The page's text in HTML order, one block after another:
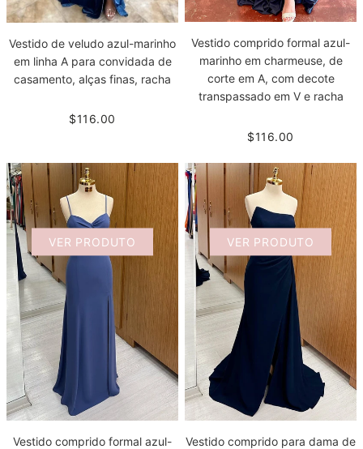
Vestido de veludo azul-marinho
em linha A para convidada de
casamento, alças finas, racha
$116.00
Vestido comprido formal azul-
marinho em charmeuse, de
corte em A, com decote
transpassado em V e racha
$116.00
VER PRODUTO
Vestido comprido formal azul-
VER PRODUTO
Vestido comprido para dama de